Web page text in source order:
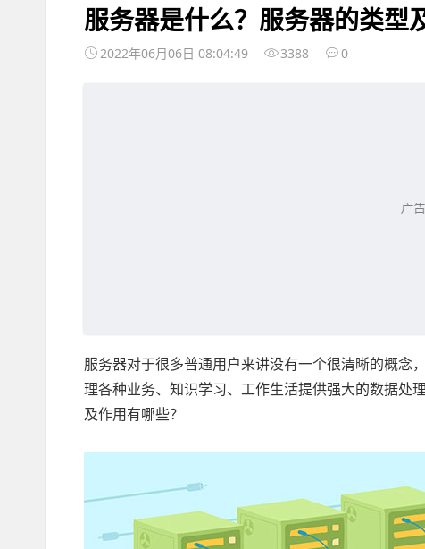
服务器是什么？服务器的类型
2022年06月06日 08:04:49 3388 0
服务器对于很多普通用户来讲没有一个很清晰的概念
理各种业务、知识学习、工作生活提供强大的数据处
及作用有哪些？